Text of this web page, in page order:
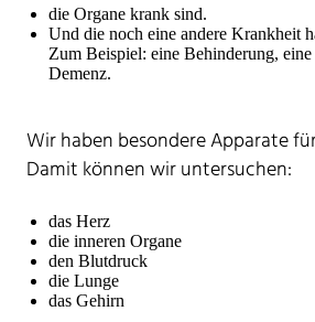
die Organe krank sind.
Und die noch eine andere Krankheit
Zum Beispiel: eine Behinderung,
Demenz.
Wir haben besondere Apparate
Damit können wir untersuchen:
das Herz
die inneren Organe
den Blutdruck
die Lunge
das Gehirn